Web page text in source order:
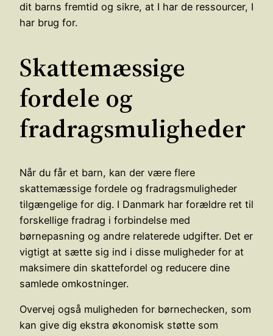
dit barns fremtid og sikre, at I har de ressourcer, I
har brug for.
Skattemæssige
fordele og
fradragsmuligheder
Når du får et barn, kan der være flere
skattemæssige fordele og fradragsmuligheder
tilgængelige for dig. I Danmark har forældre ret til
forskellige fradrag i forbindelse med
børnepasning og andre relaterede udgifter. Det er
vigtigt at sætte sig ind i disse muligheder for at
maksimere din skattefordel og reducere dine
samlede omkostninger.
Overvej også muligheden for børnechecken, som
kan give dig ekstra økonomisk støtte som